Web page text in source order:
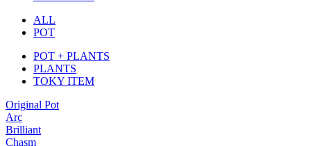
ALL
POT
POT + PLANTS
PLANTS
TOKY ITEM
Original Pot
Arc
Brilliant
Chasm